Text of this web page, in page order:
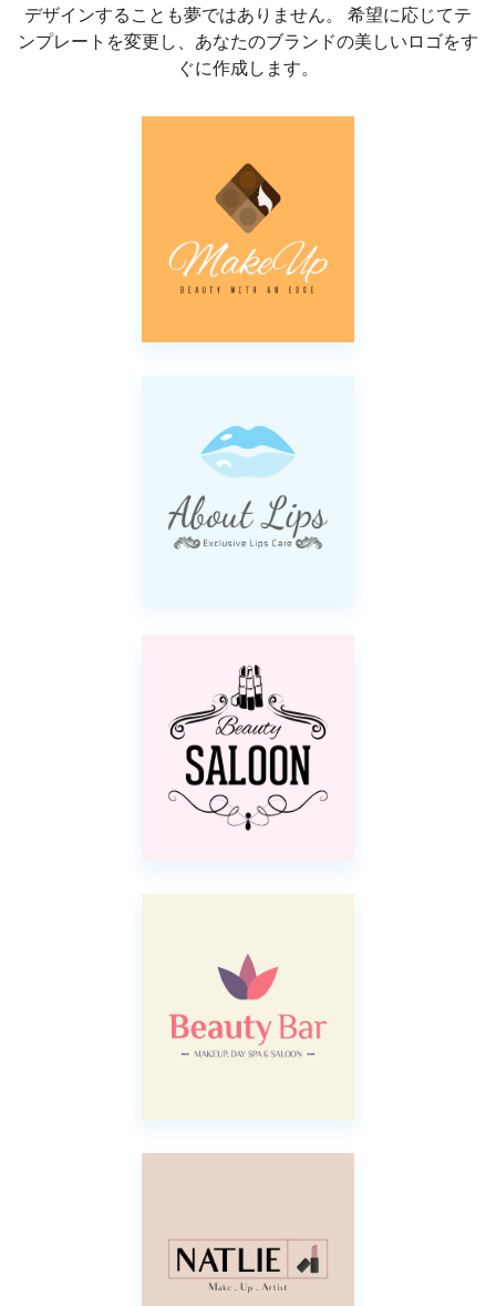
デザインすることも夢ではありません。 希望に応じてテ
ンプレートを変更し、あなたのブランドの美しいロゴをす
ぐに作成します。